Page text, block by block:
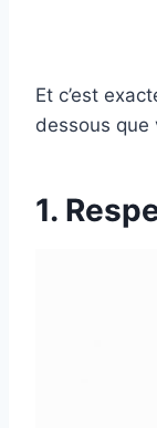
Et c’est
dessous que
1.